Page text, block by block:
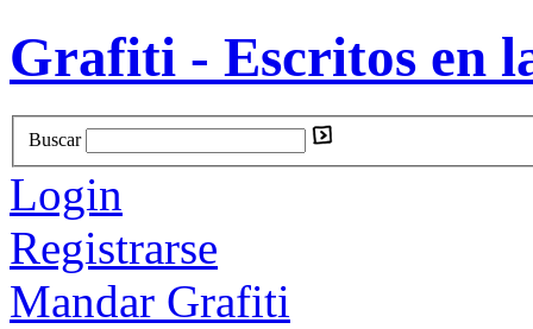
Grafiti - Escritos en
Buscar
Login
Registrarse
Mandar Grafiti